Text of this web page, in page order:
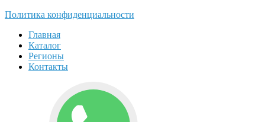
Политика конфиденциальности
Главная
Каталог
Регионы
Контакты